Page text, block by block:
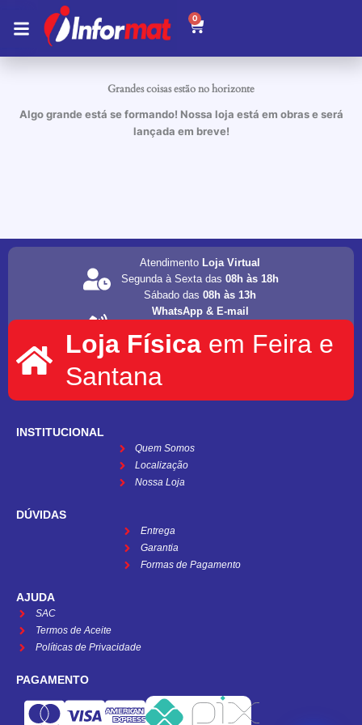
para
conteúdo
Grandes coisas estão no horizonte
Algo grande está se formando! Nossa loja está em obras e será
lançada em breve!
Atendimento Loja Virtual
Segunda à Sexta das08h às 18h
Sábado das08h às 13h
WhatsApp & E-mail
informat.servicos1@gmail.com
Loja Física em Feira e
Santana
INSTITUCIONAL
Quem Somos
Localização
Nossa Loja
DÚVIDAS
Entrega
Garantia
Formas de Pagamento
AJUDA
SAC
Termos de Aceite
Políticas de Privacidade
PAGAMENTO
0
Carrinho